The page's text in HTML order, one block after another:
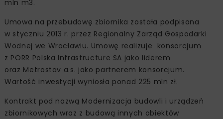
mln m3.
Umowa na przebudowę zbiornika została podpisana
w styczniu 2013 r. przez Regionalny Zarząd Gospodarki
Wodnej we Wrocławiu. Umowę realizuje konsorcjum
z PORR Polska Infrastructure SA jako liderem
oraz Metrostav a.s. jako partnerem konsorcjum.
Wartość inwestycji wyniosła ponad 225 mln zł.
Kontrakt pod nazwą Modernizacja budowli i urządzeń
zbiornikowych wraz z budową innych obiektów